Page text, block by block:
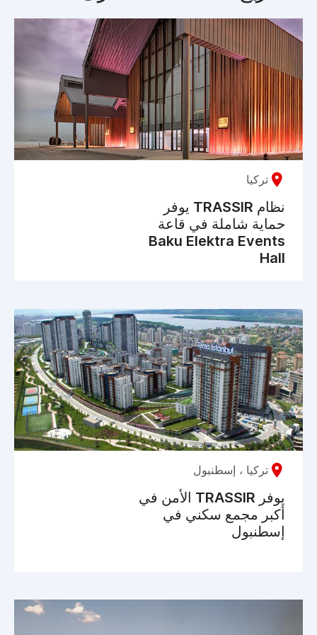
تركيا
نظام TRASSIR يوفر
حماية شاملة في قاعة
Baku Elektra Events
Hall
تركيا ، إسطنبول
يوفر TRASSIR الأمن في
أكبر مجمع سكني في
إسطنبول